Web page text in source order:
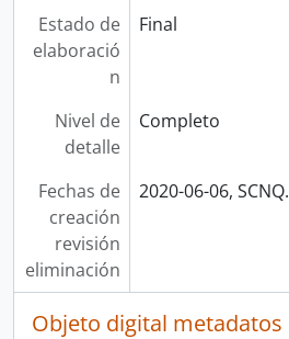
Estado de
elaboració
n
Final
Nivel de
detalle
Completo
Fechas de
creación
revisión
eliminación
2020-06-06, SCNQ.
Objeto digital metadatos